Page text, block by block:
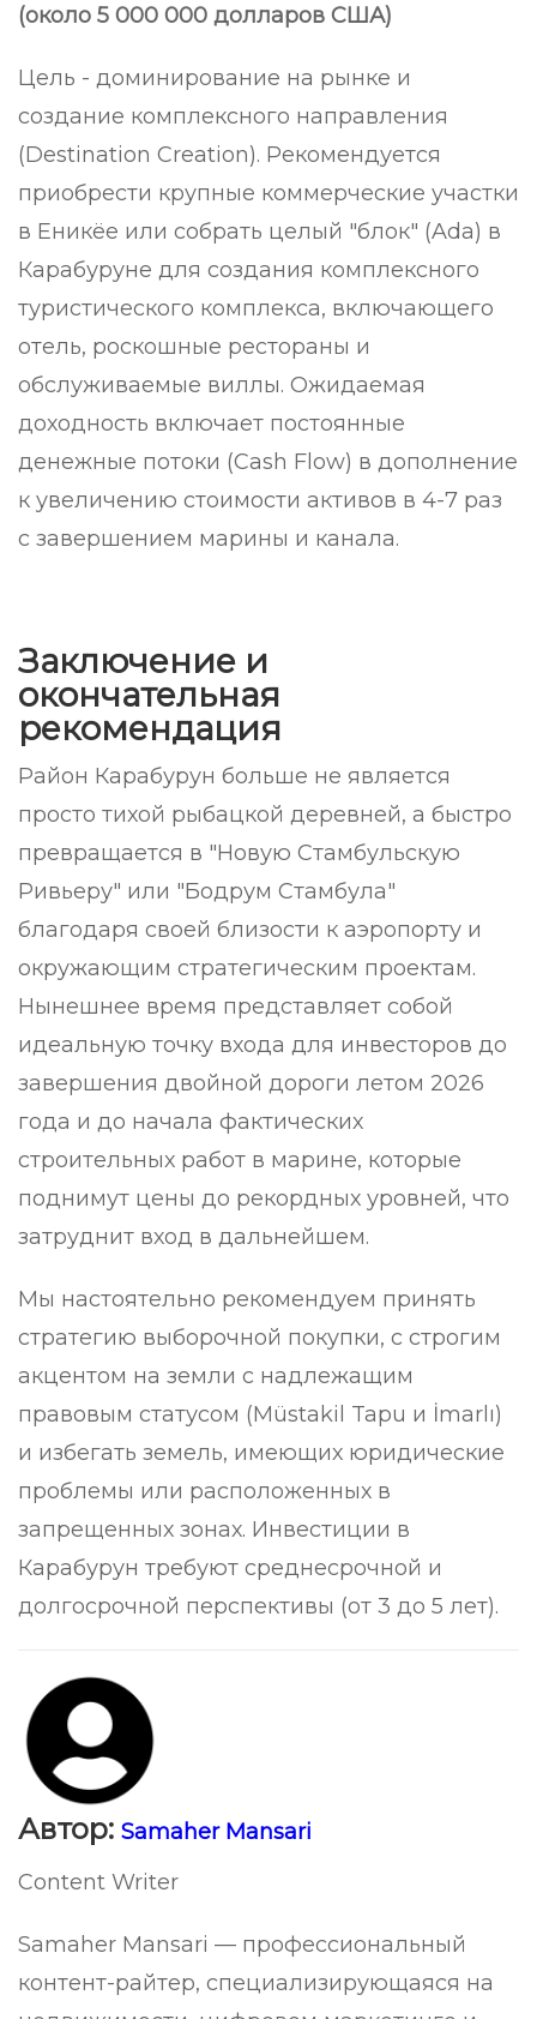
(около 5 000 000 долларов США)
Цель - доминирование на рынке и
создание комплексного направления
(Destination Creation). Рекомендуется
приобрести крупные коммерческие участки
в Еникёе или собрать целый "блок" (Ada) в
Карабуруне для создания комплексного
туристического комплекса, включающего
отель, роскошные рестораны и
обслуживаемые виллы. Ожидаемая
доходность включает постоянные
денежные потоки (Cash Flow) в дополнение
к увеличению стоимости активов в 4-7 раз
с завершением марины и канала.
Заключение и
окончательная
рекомендация
Район Карабурун больше не является
просто тихой рыбацкой деревней, а быстро
превращается в "Новую Стамбульскую
Ривьеру" или "Бодрум Стамбула"
благодаря своей близости к аэропорту и
окружающим стратегическим проектам.
Нынешнее время представляет собой
идеальную точку входа для инвесторов до
завершения двойной дороги летом 2026
года и до начала фактических
строительных работ в марине, которые
поднимут цены до рекордных уровней, что
затруднит вход в дальнейшем.
Мы настоятельно рекомендуем принять
стратегию выборочной покупки, с строгим
акцентом на земли с надлежащим
правовым статусом (Müstakil Tapu и İmarlı)
и избегать земель, имеющих юридические
проблемы или расположенных в
запрещенных зонах. Инвестиции в
Карабурун требуют среднесрочной и
долгосрочной перспективы (от 3 до 5 лет).
Автор: Samaher Mansari
Content Writer
Samaher Mansari — профессиональный
контент-райтер, специализирующаяся на